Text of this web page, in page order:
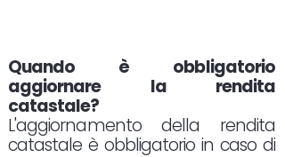
Quando è obbligatorio
aggiornare la rendita
catastale?
L'aggiornamento della rendita
catastale è obbligatorio in caso di